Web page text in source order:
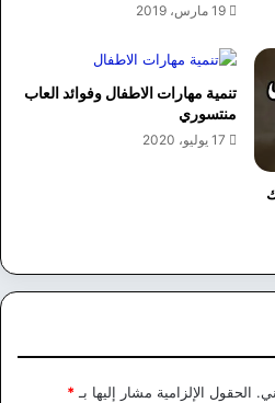
19 مارس، 2019
تنمية مهارات الاطفال وفوائد العاب
منتسوري
17 يوليو، 2020
الحقول الإلزامية مشار إليها بـ*